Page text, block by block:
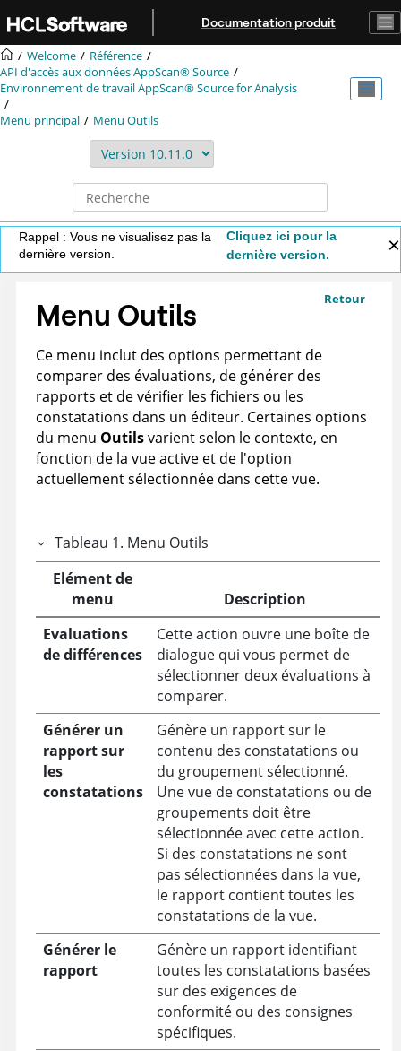
Aller au contenu principal
Documentation produit
Welcome
Référence
API d'accès aux donnéesAppScan® Source
Environnement de travailAppScan® Source for Analysis
Menu principal Menu Outils
Rappel : Vous ne visualisez pas la
dernière version.
Cliquez ici pour la
dernière version.
Retour
Menu Outils
Ce menu inclut des options permettant de
comparer des évaluations, de générer des
rapports et de vérifier les fichiers ou les
constatations dans un éditeur. Certaines options
du menu Outilsvarient selon le contexte, en
fonction de la vue active et de l'option
actuellement sélectionnée dans cette vue.
Tableau 1. Menu Outils
Elément de
menu
Description
Evaluations
de différences
Cette action ouvre une boîte de
dialogue qui vous permet de
sélectionner deux évaluations à
comparer.
Générer un
rapport sur
les
constatations
Génère un rapport sur le
contenu des constatations ou
du groupement sélectionné.
Une vue de constatations ou de
groupements doit être
sélectionnée avec cette action.
Si des constatations ne sont
pas sélectionnées dans la vue,
le rapport contient toutes les
constatations de la vue.
Générer le
rapport
Génère un rapport identifiant
toutes les constatations basées
sur des exigences de
conformité ou des consignes
spécifiques.